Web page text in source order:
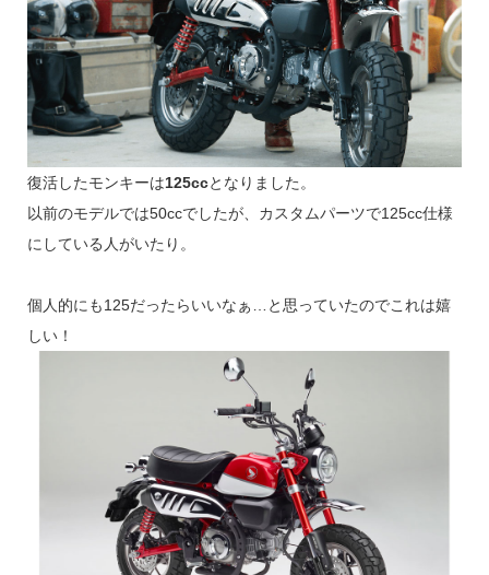
復活したモンキーは125ccとなりました。
以前のモデルでは50ccでしたが、カスタムパーツで125cc仕様
にしている人がいたり。
個人的にも125だったらいいなぁ…と思っていたのでこれは嬉
しい！